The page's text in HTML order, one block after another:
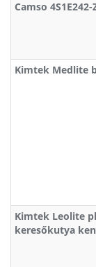
Camso
Kimtek Medlite
Kimtek Leolite
keresőkutya